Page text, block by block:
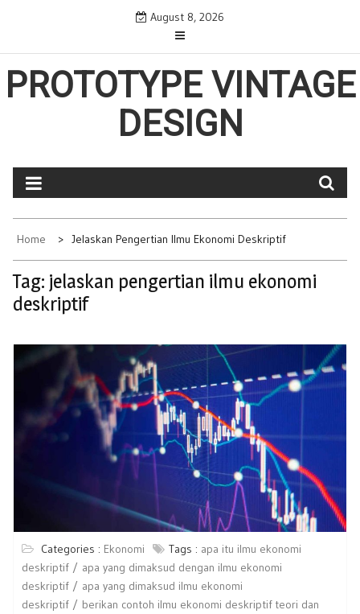
August 8, 2026
PROTOTYPE VINTAGE
DESIGN
Home Jelaskan Pengertian Ilmu Ekonomi Deskriptif
Tag: jelaskan pengertian ilmu ekonomi
deskriptif
Categories : Ekonomi Tags : apa itu ilmu ekonomi
deskriptif
apa yang dimaksud dengan ilmu ekonomi
deskriptif
apa yang dimaksud ilmu ekonomi
deskriptif
berikan contoh ilmu ekonomi deskriptif teori dan